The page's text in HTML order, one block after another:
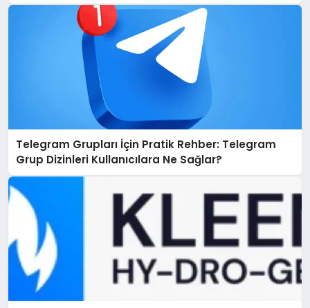
Telegram Grupları İçin Pratik Rehber: Telegram
Grup Dizinleri Kullanıcılara Ne Sağlar?